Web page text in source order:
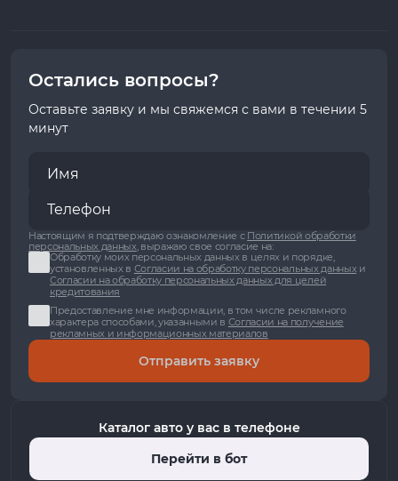
Остались вопросы?
Оставьте заявку и мы свяжемся с вами в течении 5
минут
Настоящим я подтверждаю ознакомление с Политикой обработки
персональных данных, выражаю свое согласие на:
Обработку моих персональных данных в целях и порядке,
установленных в Согласии на обработку персональных данныхи
Согласии на обработку персональных данных для целей
кредитования
Предоставление мне информации, в том числе рекламного
характера способами, указанными в Согласии на получение
рекламных и информационных материалов
Отправить заявку
Каталог авто у вас в телефоне
Перейти в бот